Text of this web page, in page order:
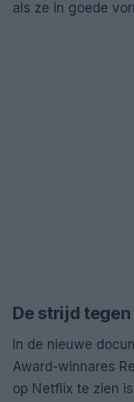
als ze in goede
De strijd
In de nieuwe
Award-winnares
op Netflix te zien